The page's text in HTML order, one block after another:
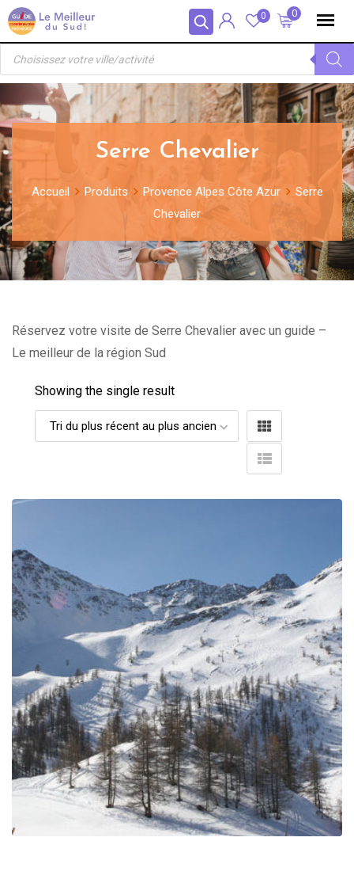
Panneau de gestion des cookies
Skip
to
content
0
0
Recherche
produits
Serre Chevalier
Accueil Produits Provence Alpes Côte Azur
Serre
Chevalier
Réservez votre visite de Serre Chevalier avec un guide –
Le meilleur de la région Sud
Showing the single result